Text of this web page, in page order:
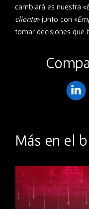
cambiará es nuestra «
cliente» junto con «
tomar decisiones que
Más en el